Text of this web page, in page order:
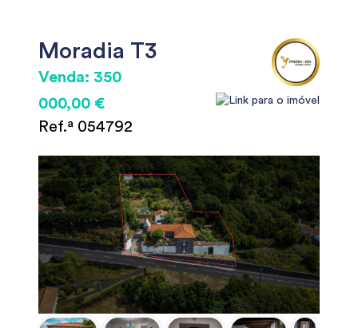
Moradia T3
Venda: 350
000,00 €
Ref.ª 054792